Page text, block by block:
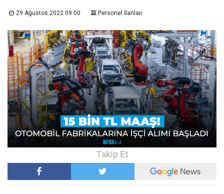
29 Ağustos 2022 09:00 Personel İlanları